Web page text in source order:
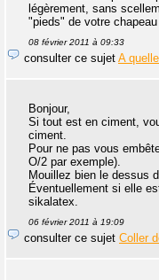
légèrement, sans
"pieds" de votre
08 février 2011 à 09:33
consulter ce sujet A
Bonjour,
Si tout est en ciment,
ciment.
Pour ne pas vous
O/2 par exemple).
Mouillez bien le dessus
Éventuellement si elle
sikalatex.
06 février 2011 à 19:09
consulter ce sujet Coller